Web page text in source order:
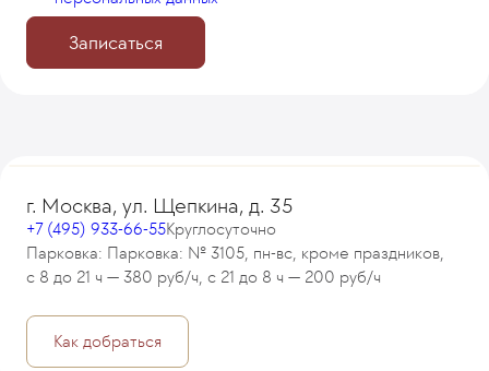
Записаться
г. Москва, ул. Щепкина, д. 35
+7 (495) 933-66-55Круглосуточно
Парковка: Парковка: № 3105, пн-вс, кроме праздников,
с 8 до 21 ч — 380 руб/ч, с 21 до 8 ч — 200 руб/ч
Как добраться